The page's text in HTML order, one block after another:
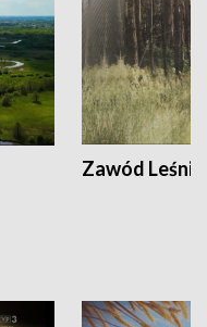
Zawód Leśnik